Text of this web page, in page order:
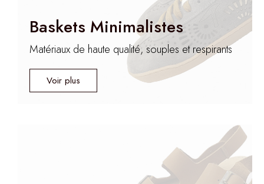
Baskets Minimalistes
Matériaux de haute qualité, souples et respirants
Voir plus